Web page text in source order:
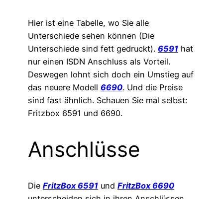
Hier ist eine Tabelle, wo Sie alle
Unterschiede sehen können (Die
Unterschiede sind fett gedruckt). 6591 hat
nur einen ISDN Anschluss als Vorteil.
Deswegen lohnt sich doch ein Umstieg auf
das neuere Modell 6690. Und die Preise
sind fast ähnlich. Schauen Sie mal selbst:
Fritzbox 6591 und 6690.
Anschlüsse
Die FritzBox 6591 und FritzBox 6690